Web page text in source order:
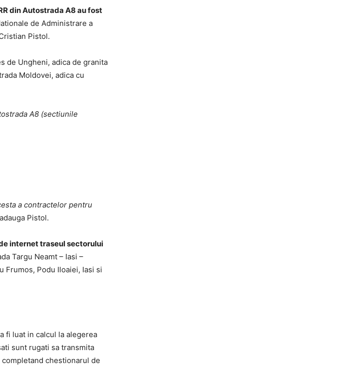
din Autostrada A8 au fost
de Administrare a
Pistol.
de Ungheni, adica de granita
Moldovei, adica cu
A8 (sectiunile
a contractelor pentru
adauga Pistol.
internet traseul sectorului
Targu Neamt – Iasi –
Frumos, Podu Iloaiei, Iasi si
fi luat in calcul la alegerea
sunt rugati sa transmita
chestionarul de